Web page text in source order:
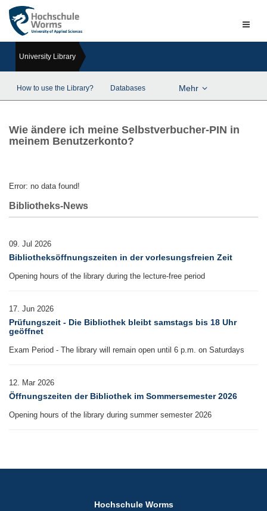
University Library
How to use the Library? Databases Mehr
Wie ändere ich meine Selbstverbucher-PIN in
meinem Benutzerkonto?
Error: no data found!
Bibliotheks-News
09. Jul 2026
Bibliotheksöffnungszeiten in der vorlesungsfreien Zeit
Opening hours of the library during the lecture-free period
17. Jun 2026
Prüfungszeit - Die Bibliothek bleibt samstags bis 18 Uhr
geöffnet
Exam Period - The library will remain open until 6 p.m. on Saturdays
12. Mar 2026
Öffnungszeiten der Bibliothek im Sommersemester 2026
Opening hours of the library during summer semester 2026
Hochschule Worms